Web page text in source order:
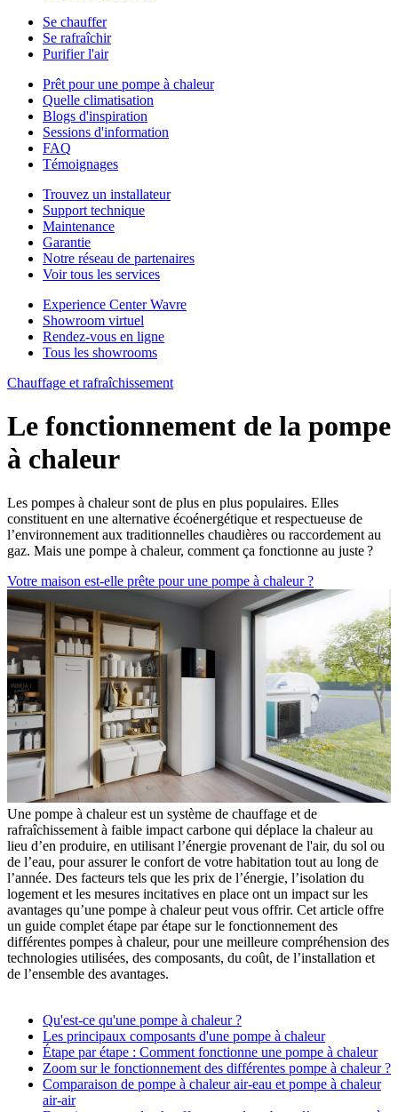
Se chauffer
Se rafraîchir
Purifier l'air
Prêt pour une pompe à chaleur
Quelle climatisation
Blogs d'inspiration
Sessions d'information
FAQ
Témoignages
Trouvez un installateur
Support technique
Maintenance
Garantie
Notre réseau de partenaires
Voir tous les services
Experience Center Wavre
Showroom virtuel
Rendez-vous en ligne
Tous les showrooms
Chauffage et rafraîchissement
Le fonctionnement de la pompe
à chaleur
Les pompes à chaleur sont de plus en plus populaires. Elles
constituent en une alternative écoénergétique et respectueuse de
l’environnement aux traditionnelles chaudières ou raccordement au
gaz. Mais une pompe à chaleur, comment ça fonctionne au juste ?
Votre maison est-elle prête pour une pompe à chaleur ?
Une pompe à chaleur est un système de chauffage et de
rafraîchissement à faible impact carbone qui déplace la chaleur au
lieu d’en produire, en utilisant l’énergie provenant de l'air, du sol ou
de l’eau, pour assurer le confort de votre habitation tout au long de
l’année. Des facteurs tels que les prix de l’énergie, l’isolation du
logement et les mesures incitatives en place ont un impact sur les
avantages qu’une pompe à chaleur peut vous offrir. Cet article offre
un guide complet étape par étape sur le fonctionnement des
différentes pompes à chaleur, pour une meilleure compréhension des
technologies utilisées, des composants, du coût, de l’installation et
de l’ensemble des avantages.
Qu'est-ce qu'une pompe à chaleur ?
Les principaux composants d'une pompe à chaleur
Étape par étape : Comment fonctionne une pompe à chaleur
Zoom sur le fonctionnement des différentes pompe à chaleur ?
Comparaison de pompe à chaleur air-eau et pompe à chaleur
air-air